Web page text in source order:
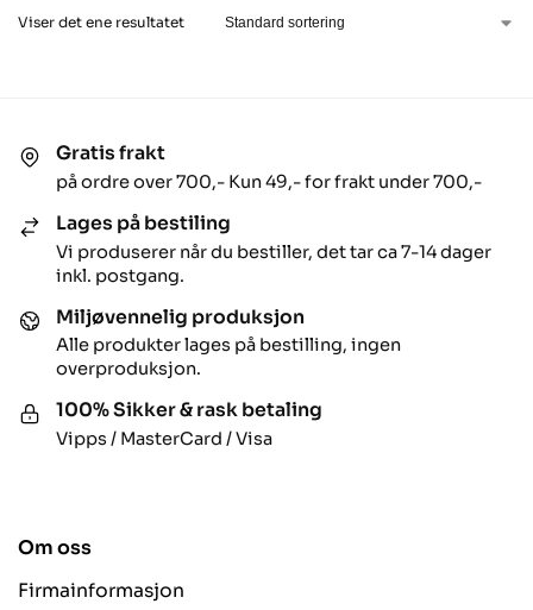
Viser det ene resultatet
Gratis frakt
på ordre over 700,- Kun 49,- for frakt under 700,-
Lages på bestiling
Vi produserer når du bestiller, det tar ca 7-14 dager
inkl. postgang.
Miljøvennelig produksjon
Alle produkter lages på bestilling, ingen
overproduksjon.
100% Sikker & rask betaling
Vipps / MasterCard / Visa
Om oss
Firmainformasjon